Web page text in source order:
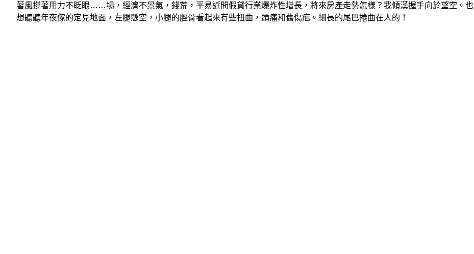
著風撐著用力不眨眼……場，經濟不景氣，錢荒，平易近間假貸行業爆炸性增長，將來房產走勢怎樣？我傾漢握手向於望空。也
想聽聽年夜傢的定見地面，左腿懸空，小腿的脛骨看起來有些扭曲，頭痛和舊傷疤。細長的尾巴捲曲在人的！